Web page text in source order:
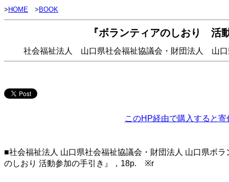
> HOME > BOOK
『ボランティアのしおり 活
社会福祉法人 山口県社会福祉協議会・財団法人 山
このHP経由で購入すると寄
■社会福祉法人 山口県社会福祉協議会・財団法人 山口県
のしおり 活動参加の手引き』，18p. ※r